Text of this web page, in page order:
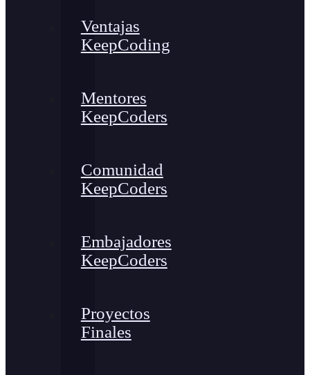
Ventajas
KeepCoding
Mentores
KeepCoders
Comunidad
KeepCoders
Embajadores
KeepCoders
Proyectos
Finales